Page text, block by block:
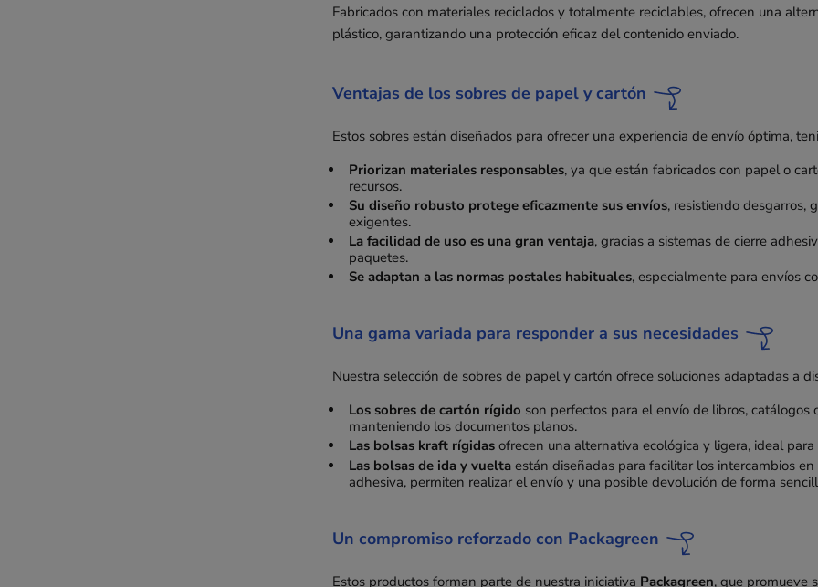
Fabricados con materiales reciclados y totalmente reciclables, ofrecen una
plástico, garantizando una protección eficaz del contenido enviado.
Ventajas de los sobres de papel y cartón
Estos sobres están diseñados para ofrecer una experiencia de envío óptima,
Priorizan materiales responsables, ya que están fabricados con papel o
recursos.
Su diseño robusto protege eficazmente sus envíos, resistiendo desgarros,
exigentes.
La facilidad de uso es una gran ventaja, gracias a sistemas de cierre
paquetes.
Se adaptan a las normas postales habituales, especialmente para envíos
Una gama variada para responder a sus necesidades
Nuestra selección de sobres de papel y cartón ofrece soluciones adaptadas a
Los sobres de cartón rígido son perfectos para el envío de libros,
manteniendo los documentos planos.
Las bolsas kraft rígidasofrecen una alternativa ecológica y ligera, ideal
Las bolsas de ida y vueltaestán diseñadas para facilitar los intercambios
adhesiva, permiten realizar el envío y una posible devolución de forma
Un compromiso reforzado con Packagreen
Estos productos forman parte de nuestra iniciativa Packagreen, que promueve